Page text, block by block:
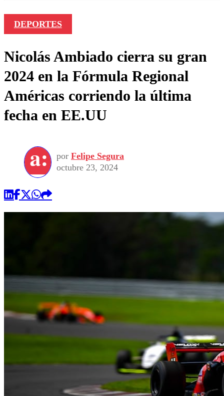
DEPORTES
Nicolás Ambiado cierra su gran
2024 en la Fórmula Regional
Américas corriendo la última
fecha en EE.UU
por Felipe Segura
octubre 23, 2024